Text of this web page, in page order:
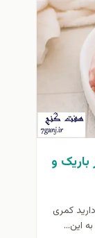
و
کمری
این...